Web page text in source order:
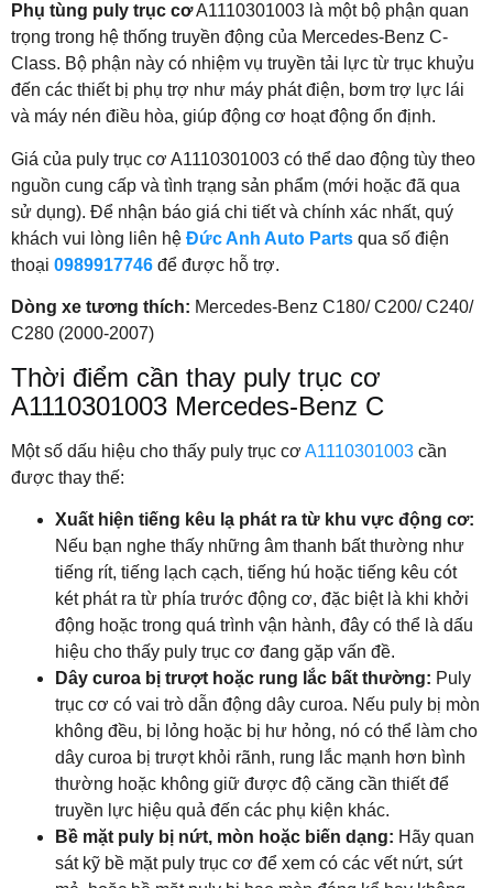
Phụ tùng puly trục cơA1110301003 là một bộ phận quan
trọng trong hệ thống truyền động của Mercedes-Benz C-
Class. Bộ phận này có nhiệm vụ truyền tải lực từ trục khuỷu
đến các thiết bị phụ trợ như máy phát điện, bơm trợ lực lái
và máy nén điều hòa, giúp động cơ hoạt động ổn định.
Giá của puly trục cơ A1110301003 có thể dao động tùy theo
nguồn cung cấp và tình trạng sản phẩm (mới hoặc đã qua
sử dụng). Để nhận báo giá chi tiết và chính xác nhất, quý
khách vui lòng liên hệ Đức Anh Auto Parts qua số điện
thoại 0989917746 để được hỗ trợ.
Dòng xe tương thích: Mercedes-Benz C180/ C200/ C240/
C280 (2000-2007)
Thời điểm cần thay puly trục cơ
A1110301003 Mercedes-Benz C
Một số dấu hiệu cho thấy puly trục cơ A1110301003 cần
được thay thế:
Xuất hiện tiếng kêu lạ phát ra từ khu vực động cơ:
Nếu bạn nghe thấy những âm thanh bất thường như
tiếng rít, tiếng lạch cạch, tiếng hú hoặc tiếng kêu cót
két phát ra từ phía trước động cơ, đặc biệt là khi khởi
động hoặc trong quá trình vận hành, đây có thể là dấu
hiệu cho thấy puly trục cơ đang gặp vấn đề.
Dây curoa bị trượt hoặc rung lắc bất thường: Puly
trục cơ có vai trò dẫn động dây curoa. Nếu puly bị mòn
không đều, bị lỏng hoặc bị hư hỏng, nó có thể làm cho
dây curoa bị trượt khỏi rãnh, rung lắc mạnh hơn bình
thường hoặc không giữ được độ căng cần thiết để
truyền lực hiệu quả đến các phụ kiện khác.
Bề mặt puly bị nứt, mòn hoặc biến dạng: Hãy quan
sát kỹ bề mặt puly trục cơ để xem có các vết nứt, sứt